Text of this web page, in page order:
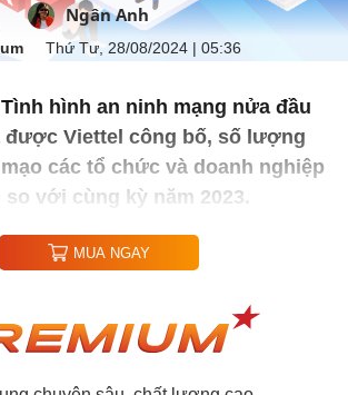
Ngân Anh
Thứ Tư, 28/08/2024 | 05:36
hình an ninh mạng nửa đầu
được Viettel công bố, số lượng
các tổ chức và doanh nghiệp
với cùng kỳ năm 2023.
MUA NGAY